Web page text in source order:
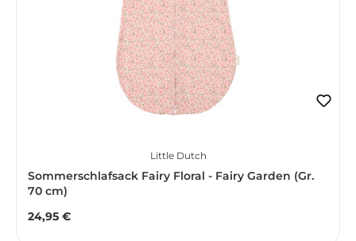
Little Dutch
Sommerschlafsack Fairy Floral - Fairy Garden (Gr.
70 cm)
Regulärer Preis:
24,95 €